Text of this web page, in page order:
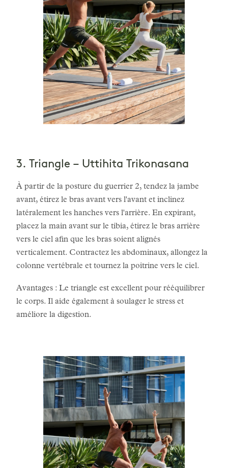
3. Triangle – Uttihita Trikonasana
À partir de la posture du guerrier 2, tendez la jambe
avant, étirez le bras avant vers l'avant et inclinez
latéralement les hanches vers l'arrière. En expirant,
placez la main avant sur le tibia, étirez le bras arrière
vers le ciel afin que les bras soient alignés
verticalement. Contractez les abdominaux, allongez la
colonne vertébrale et tournez la poitrine vers le ciel.
Avantages : Le triangle est excellent pour rééquilibrer
le corps. Il aide également à soulager le stress et
améliore la digestion.